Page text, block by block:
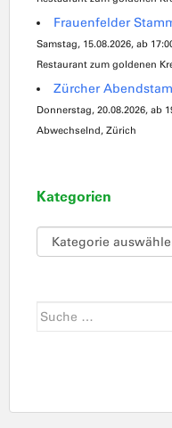
Frauenfelder
Samstag, 15.08.2026, ab
Restaurant zum goldenen
Zürcher
Donnerstag, 20.08.2026, ab
Abwechselnd, Zürich
Kategorien
Kategorien
Suche